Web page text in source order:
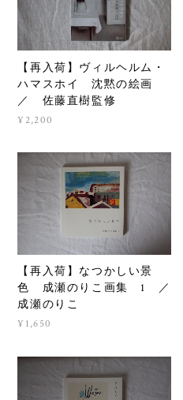
【再入荷】ヴィルヘルム・
ハマスホイ 沈黙の絵画
／ 佐藤直樹監修
¥2,200
【再入荷】なつかしい景
色 成瀬のりこ画集 1 ／
成瀬のりこ
¥1,650